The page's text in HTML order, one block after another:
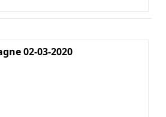
02-03-2020